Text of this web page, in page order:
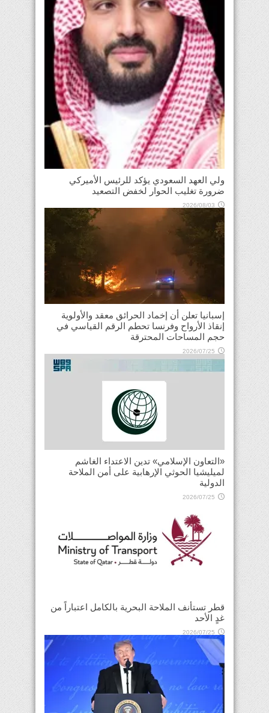
ولي العهد السعودي يؤكد للرئيس الأميركي
ضرورة تغليب الحوار لخفض التصعيد
2026/08/03
إسبانيا تعلن أن إخماد الحرائق معقد والأولوية
إنقاذ الأرواح وفرنسا تحطم الرقم القياسي في
حجم المساحات المحترقة
2026/07/25
«التعاون الإسلامي» تدين الاعتداء الغاشم
لميليشيا الحوثي الإرهابية على أمن الملاحة
الدولية
2026/07/25
قطر تستأنف الملاحة البحرية بالكامل اعتباراً من
غدٍ الأحد
2026/07/25